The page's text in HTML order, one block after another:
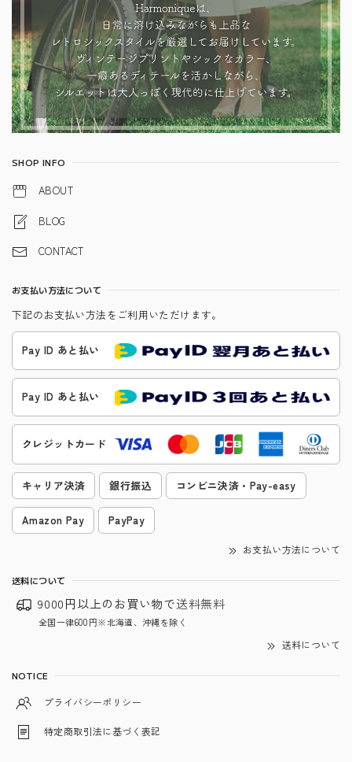
SHOP INFO
ABOUT
BLOG
CONTACT
お支払い方法について
下記のお支払い方法をご利用いただけます。
Pay ID あと払い
Pay ID あと払い
クレジットカード
キャリア決済 銀行振込 コンビニ決済・Pay-easy
Amazon Pay PayPay
お支払い方法について
送料について
9000円以上のお買い物で送料無料
全国一律600円※北海道、沖縄を除く
送料について
NOTICE
プライバシーポリシー
特定商取引法に基づく表記